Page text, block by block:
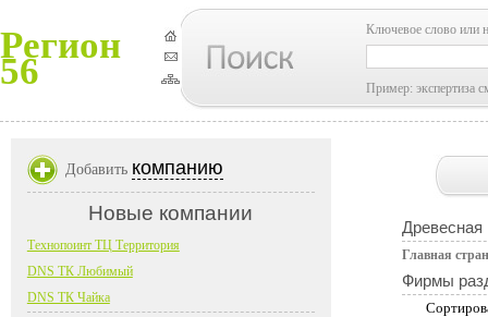
Регион
56
Ключевое слово или
Пример: экспертиза
Главная
Фирмы
Добавить компанию
Новые компании
Технопоинт ТЦ Территория
DNS ТК Любимый
DNS ТК Чайка